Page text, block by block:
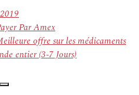
Par Amex
offre sur les médicaments
entier (3-7 Jours)
Recherche